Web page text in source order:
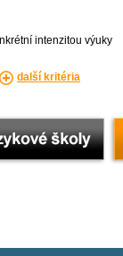
intenzitou výuky
další kritéria